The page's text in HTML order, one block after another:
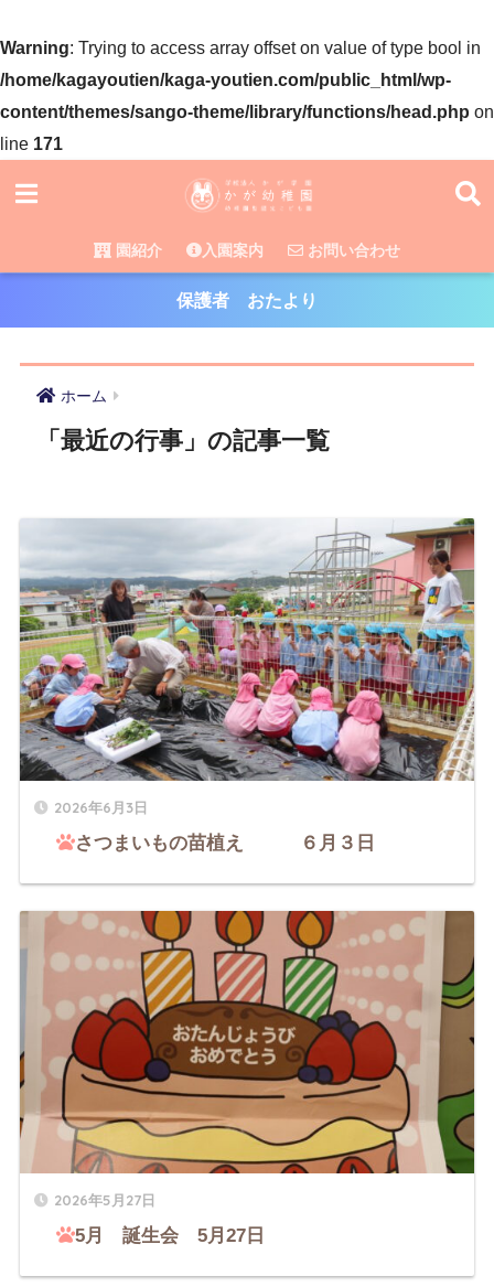
Warning: Trying to access array offset on value of type bool in
/home/kagayoutien/kaga-youtien.com/public_html/wp-
content/themes/sango-theme/library/functions/head.php on
line 171
園紹介 入園案内 お問い合わせ
保護者 おたより
ホーム
「最近の行事」の記事一覧
2026年6月3日
さつまいもの苗植え ６月３日
2026年5月27日
5月 誕生会 5月27日